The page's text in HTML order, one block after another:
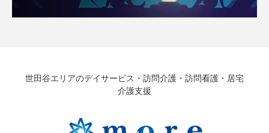
世田谷エリアのデイサービス・訪問介護・訪問看護・居宅
介護支援